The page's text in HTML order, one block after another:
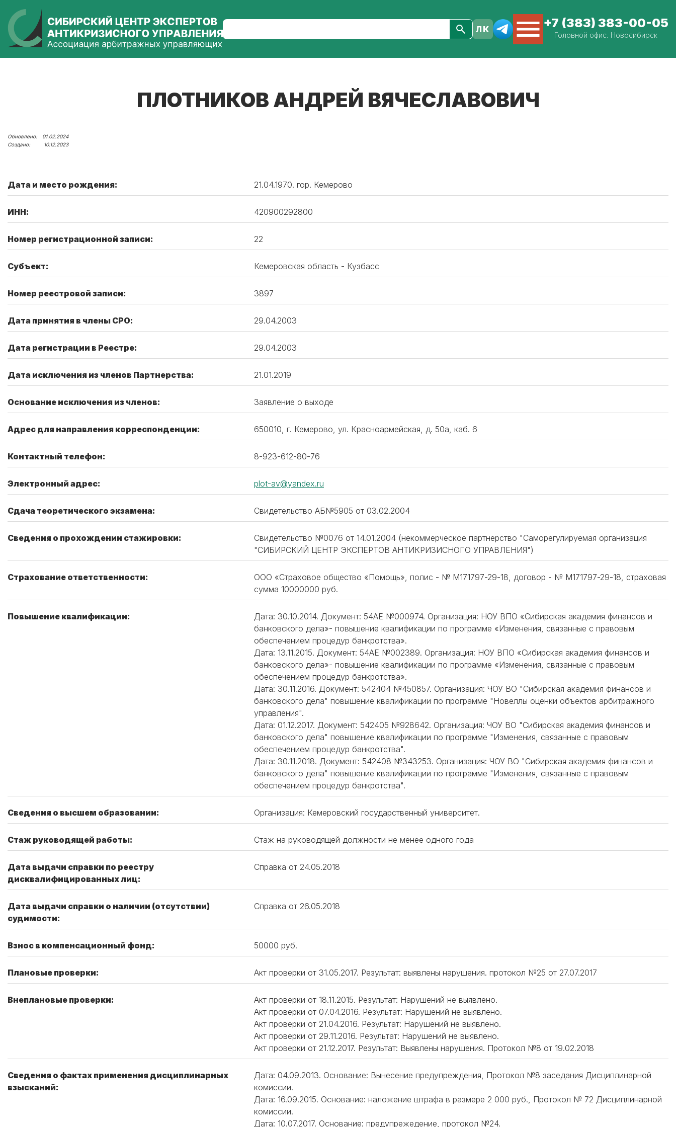
+7 (383) 383-00-05
Головной офис. Новосибирск
ПЛОТНИКОВ АНДРЕЙ ВЯЧЕСЛАВОВИЧ
01.02.2024
10.12.2023
Дата и место рождения: 21.04.1970. гор. Кемерово
ИНН: 420900292800
Номер регистрационной записи: 22
Субъект: Кемеровская область - Кузбасс
Номер реестровой записи: 3897
Дата принятия в члены СРО: 29.04.2003
Дата регистрации в Реестре: 29.04.2003
Дата исключения из членов Партнерства: 21.01.2019
Основание исключения из членов: Заявление о выходе
Адрес для направления корреспонденции: 650010, г. Кемерово, ул. Красноармейская, д. 50а, каб. 6
Контактный телефон: 8-923-612-80-76
Электронный адрес: plot-av@yandex.ru
Сдача теоретического экзамена: Свидетельство АБ№5905 от 03.02.2004
Сведения о прохождении стажировки:
Свидетельство №0076 от 14.01.2004 (некоммерческое партнерство "Саморегулируемая организация
"СИБИРСКИЙ ЦЕНТР ЭКСПЕРТОВ АНТИКРИЗИСНОГО УПРАВЛЕНИЯ")
Страхование ответственности:
ООО «Страховое общество «Помощь», полис - № М171797-29-18, договор - № М171797-29-18, страховая
сумма 10000000 руб.
Повышение квалификации:
Дата: 30.10.2014. Документ: 54АЕ №000974. Организация: НОУ ВПО «Сибирская академия финансов и
банковского дела»- повышение квалификации по программе «Изменения, связанные с правовым
обеспечением процедур банкротства».
Дата: 13.11.2015. Документ: 54АЕ №002389. Организация: НОУ ВПО «Сибирская академия финансов и
банковского дела»- повышение квалификации по программе «Изменения, связанные с правовым
обеспечением процедур банкротства».
Дата: 30.11.2016. Документ: 542404 №450857. Организация: ЧОУ ВО "Сибирская академия финансов и
банковского дела" повышение квалификации по программе "Новеллы оценки объектов арбитражного
управления".
Дата: 01.12.2017. Документ: 542405 №928642. Организация: ЧОУ ВО "Сибирская академия финансов и
банковского дела" повышение квалификации по программе "Изменения, связанные с правовым
обеспечением процедур банкротства".
Дата: 30.11.2018. Документ: 542408 №343253. Организация: ЧОУ ВО "Сибирская академия финансов и
банковского дела" повышение квалификации по программе "Изменения, связанные с правовым
обеспечением процедур банкротства".
Сведения о высшем образовании: Организация: Кемеровский государственный университет.
Стаж руководящей работы: Стаж на руководящей должности не менее одного года
Дата выдачи справки по реестру
дисквалифицированных лиц:
Справка от 24.05.2018
Дата выдачи справки о наличии (отсутствии)
судимости:
Справка от 26.05.2018
Взнос в компенсационный фонд: 50000 руб.
Плановые проверки: Акт проверки от 31.05.2017. Результат: выявлены нарушения. протокол №25 от 27.07.2017
Внеплановые проверки:
Акт проверки от 18.11.2015. Результат: Нарушений не выявлено.
Акт проверки от 07.04.2016. Результат: Нарушений не выявлено.
Акт проверки от 21.04.2016. Результат: Нарушений не выявлено.
Акт проверки от 29.11.2016. Результат: Нарушений не выявлено.
Акт проверки от 21.12.2017. Результат: Выявлены нарушения. Протокол №8 от 19.02.2018
Сведения о фактах применения дисциплинарных
взысканий:
Дата: 04.09.2013. Основание: Вынесение предупреждения, Протокол №8 заседания Дисциплинарной
комиссии.
Дата: 16.09.2015. Основание: наложение штрафа в размере 2 000 руб., Протокол № 72 Дисциплинарной
комиссии.
Дата: 10.07.2017. Основание: предупрежедение, протокол №24.